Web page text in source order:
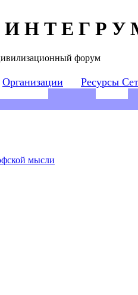
Н Т Е Г Р У
форум
Организации Ресурсы
мысли